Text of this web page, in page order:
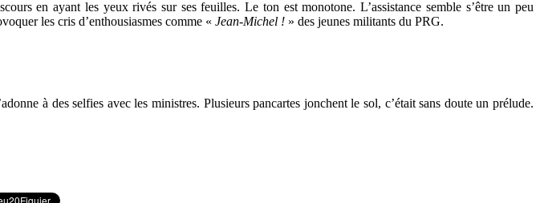
en ayant les yeux rivés sur ses feuilles. Le ton est monotone. L’assistance semble s’être un peu
les cris d’enthousiasmes comme « Jean-Michel ! » des jeunes militants du PRG.
à des selfies avec les ministres. Plusieurs pancartes jonchent le sol, c’était sans doute un prélude.